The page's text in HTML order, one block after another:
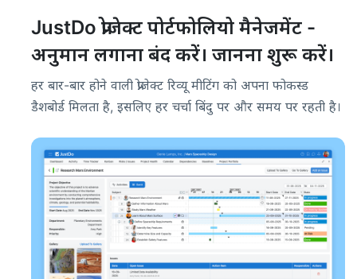
JustDo प्रोजेक्ट पोर्टफोलियो मैनेजमेंट -
अनुमान लगाना बंद करें। जानना शुरू करें।
हर बार-बार होने वाली प्रोजेक्ट रिव्यू मीटिंग को अपना फोकस्ड
डैशबोर्ड मिलता है, इसलिए हर चर्चा बिंदु पर और समय पर रहती है।